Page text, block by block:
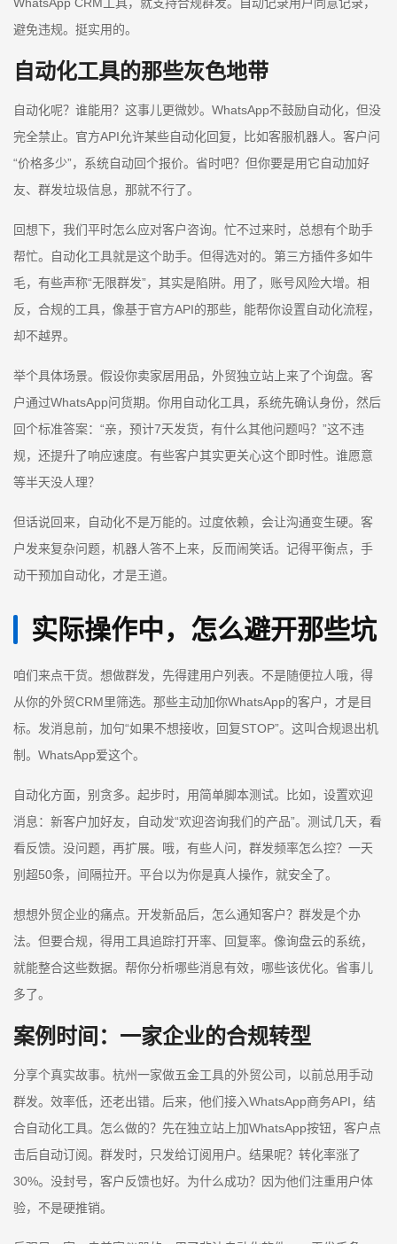
避免违规。挺实用的。
自动化工具的那些灰色地带
自动化呢？谁能用？这事儿更微妙。WhatsApp不鼓励自动化，但没
完全禁止。官方API允许某些自动化回复，比如客服机器人。客户问
“价格多少”，系统自动回个报价。省时吧？但你要是用它自动加好
友、群发垃圾信息，那就不行了。
回想下，我们平时怎么应对客户咨询。忙不过来时，总想有个助手
帮忙。自动化工具就是这个助手。但得选对的。第三方插件多如牛
毛，有些声称“无限群发”，其实是陷阱。用了，账号风险大增。相
反，合规的工具，像基于官方API的那些，能帮你设置自动化流程，
却不越界。
举个具体场景。假设你卖家居用品，外贸独立站上来了个询盘。客
户通过WhatsApp问货期。你用自动化工具，系统先确认身份，然后
回个标准答案：“亲，预计7天发货，有什么其他问题吗？”这不违
规，还提升了响应速度。有些客户其实更关心这个即时性。谁愿意
等半天没人理？
但话说回来，自动化不是万能的。过度依赖，会让沟通变生硬。客
户发来复杂问题，机器人答不上来，反而闹笑话。记得平衡点，手
动干预加自动化，才是王道。
实际操作中，怎么避开那些坑
咱们来点干货。想做群发，先得建用户列表。不是随便拉人哦，得
从你的外贸CRM里筛选。那些主动加你WhatsApp的客户，才是目
标。发消息前，加句“如果不想接收，回复STOP”。这叫合规退出机
制。WhatsApp爱这个。
自动化方面，别贪多。起步时，用简单脚本测试。比如，设置欢迎
消息：新客户加好友，自动发“欢迎咨询我们的产品”。测试几天，看
看反馈。没问题，再扩展。哦，有些人问，群发频率怎么控？一天
别超50条，间隔拉开。平台以为你是真人操作，就安全了。
想想外贸企业的痛点。开发新品后，怎么通知客户？群发是个办
法。但要合规，得用工具追踪打开率、回复率。像询盘云的系统，
就能整合这些数据。帮你分析哪些消息有效，哪些该优化。省事儿
多了。
案例时间：一家企业的合规转型
分享个真实故事。杭州一家做五金工具的外贸公司，以前总用手动
群发。效率低，还老出错。后来，他们接入WhatsApp商务API，结
合自动化工具。怎么做的？先在独立站上加WhatsApp按钮，客户点
击后自动订阅。群发时，只发给订阅用户。结果呢？转化率涨了
30%。没封号，客户反馈也好。为什么成功？因为他们注重用户体
验，不是硬推销。